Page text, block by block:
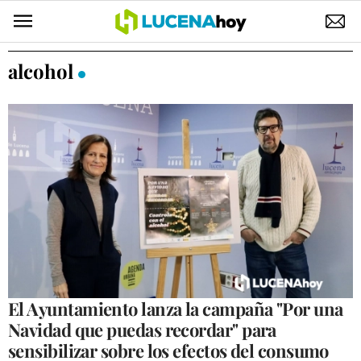
POLÍTICA
ELECCIONES
SUCESOS
ECONOMÍA
DESARROLLO LOCAL
LUCENA EMPRESAS
OCIO
COFRADÍAS
alcohol
El Ayuntamiento lanza la campaña "Por una
Navidad que puedas recordar" para
sensibilizar sobre los efectos del consumo